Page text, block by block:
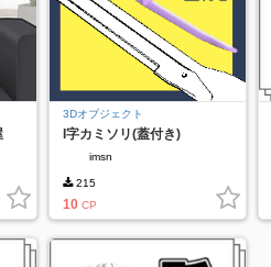
3Dオブジェクト
I字カミソリ(蓋付き)
imsn
215
10 CP